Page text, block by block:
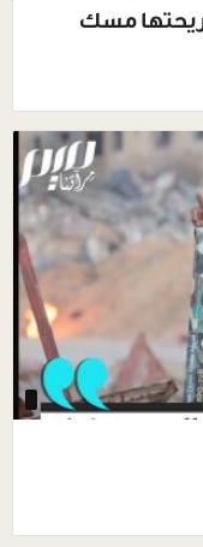
مسك